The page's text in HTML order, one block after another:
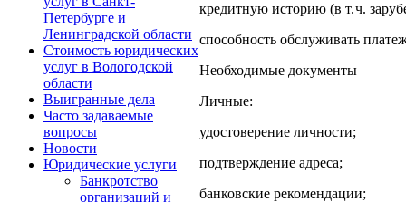
Петербурге и
Ленинградской области
Стоимость юридических
услуг в Вологодской
области
Выигранные дела
Часто задаваемые
вопросы
Новости
Юридические услуги
Банкротство
организаций и
кредитную историю (в т. ч.
способность обслуживать
Необходимые документы
Личные:
удостоверение личности;
подтверждение адреса;
банковские рекомендации;